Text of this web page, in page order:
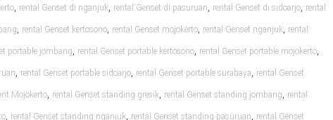
, rental Genset di nganjuk, rental Genset di pasuruan, rental Genset di sidoarjo, rental
, rental Genset kertosono, rental Genset mojokerto, rental Genset nganjuk, rental
portable jombang, rental Genset portable kertosono, rental Genset portable mojokerto,
, rental Genset portable sidoarjo, rental Genset portable surabaya, rental Genset
Mojokerto, rental Genset standing gresik, rental Genset standing jombang, rental
, rental Genset standing nganjuk, rental Genset standing pasuruan, rental Genset